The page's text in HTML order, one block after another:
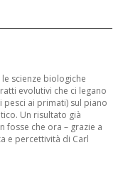
scienze biologiche
evolutivi che ci legano
pesci ai primati) sul piano
Un risultato già
fosse che ora – grazie a
e percettività di Carl